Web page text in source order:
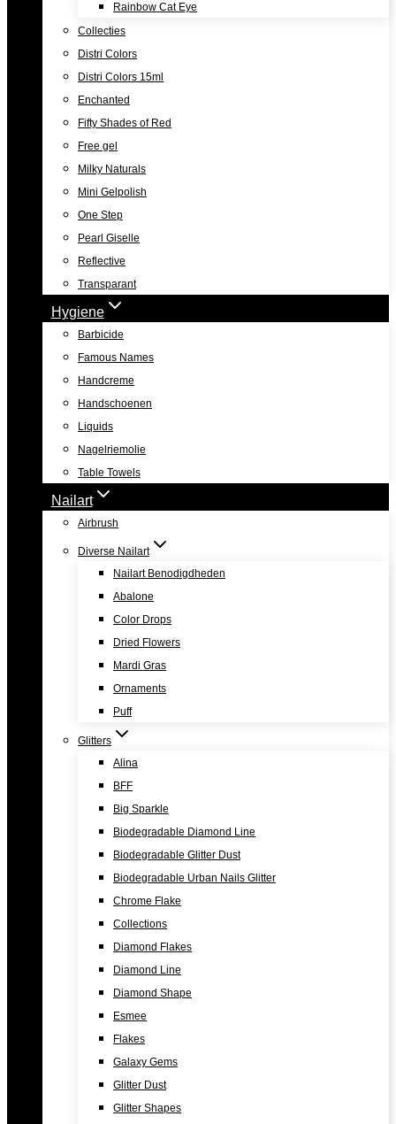
Rainbow Cat Eye
Collecties
Distri Colors
Distri Colors 15ml
Enchanted
Fifty Shades of Red
Free gel
Milky Naturals
Mini Gelpolish
One Step
Pearl Giselle
Reflective
Transparant
Hygiene
Barbicide
Famous Names
Handcreme
Handschoenen
Liquids
Nagelriemolie
Table Towels
Nailart
Airbrush
Diverse Nailart
Nailart Benodigdheden
Abalone
Color Drops
Dried Flowers
Mardi Gras
Ornaments
Puff
Glitters
Alina
BFF
Big Sparkle
Biodegradable Diamond Line
Biodegradable Glitter Dust
Biodegradable Urban Nails Glitter
Chrome Flake
Collections
Diamond Flakes
Diamond Line
Diamond Shape
Esmee
Flakes
Galaxy Gems
Glitter Dust
Glitter Shapes